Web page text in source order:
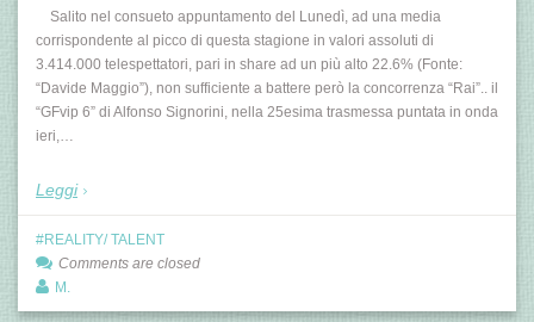
Salito nel consueto appuntamento del Lunedì, ad una media
corrispondente al picco di questa stagione in valori assoluti di
3.414.000 telespettatori, pari in share ad un più alto 22.6% (Fonte:
“Davide Maggio”), non sufficiente a battere però la concorrenza “Rai”.. il
“GFvip 6” di Alfonso Signorini, nella 25esima trasmessa puntata in onda
ieri,…
Leggi
REALITY/ TALENT
Comments are closed
M.